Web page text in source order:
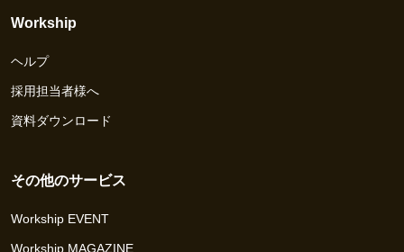
Workship
ヘルプ
採用担当者様へ
資料ダウンロード
その他のサービス
Workship EVENT
Workship MAGAZINE